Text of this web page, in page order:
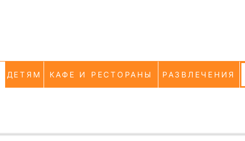
ДЕТЯМ КАФЕ И РЕСТОРАНЫ РАЗВЛЕЧЕНИЯ